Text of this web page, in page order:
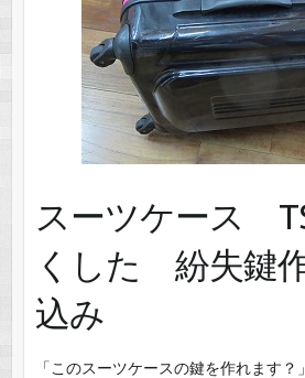
スーツケース
くした 紛失鍵
込み
「このスーツケースの鍵を作れます？